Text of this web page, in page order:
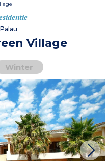
Village
Winter